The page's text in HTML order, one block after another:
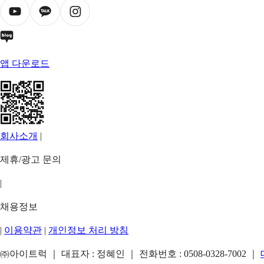
앱 다운로드
회사소개 |
제휴/광고 문의
|
채용정보
| 이용약관 | 개인정보 처리 방침
㈜아이트럭 ｜ 대표자 : 정혜인 ｜ 전화번호 : 0508-0328-7002